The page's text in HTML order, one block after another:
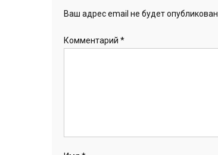
Ваш адрес email не будет опубликован.
Комментарий *